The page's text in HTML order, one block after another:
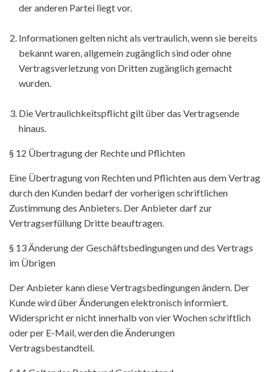
der anderen Partei liegt vor.
Informationen gelten nicht als vertraulich, wenn sie bereits
bekannt waren, allgemein zugänglich sind oder ohne
Vertragsverletzung von Dritten zugänglich gemacht
wurden.
Die Vertraulichkeitspflicht gilt über das Vertragsende
hinaus.
§ 12 Übertragung der Rechte und Pflichten
Eine Übertragung von Rechten und Pflichten aus dem Vertrag
durch den Kunden bedarf der vorherigen schriftlichen
Zustimmung des Anbieters. Der Anbieter darf zur
Vertragserfüllung Dritte beauftragen.
§ 13 Änderung der Geschäftsbedingungen und des Vertrags
im Übrigen
Der Anbieter kann diese Vertragsbedingungen ändern. Der
Kunde wird über Änderungen elektronisch informiert.
Widerspricht er nicht innerhalb von vier Wochen schriftlich
oder per E-Mail, werden die Änderungen
Vertragsbestandteil.